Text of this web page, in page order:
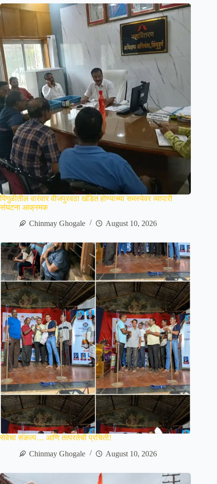
पिंगुळीतील वारंवार वीजपुरवठा खंडित होण्याच्या समस्येवर व्यापारी
संघटना आक्रमक
Chinmay Ghogale
August 10, 2026
सेवेचा संकल्प… आणि तत्परतेची प्रचिती!
Chinmay Ghogale
August 10, 2026